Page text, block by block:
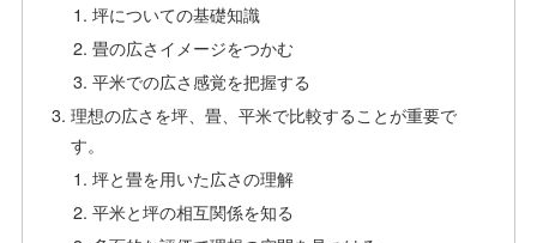
坪についての基礎知識
畳の広さイメージをつかむ
平米での広さ感覚を把握する
理想の広さを坪、畳、平米で比較することが重要で
す。
坪と畳を用いた広さの理解
平米と坪の相互関係を知る